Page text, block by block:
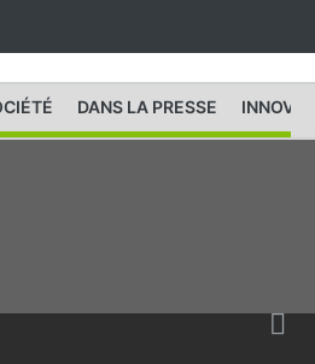
DANS LA PRESSE